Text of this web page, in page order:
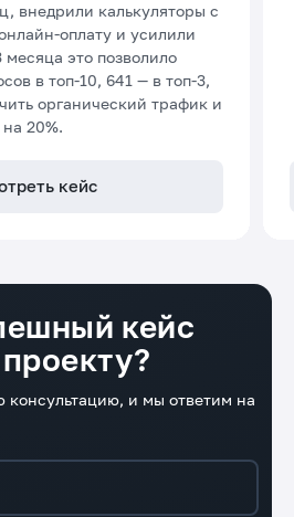
кейс
внедрили калькуляторы с
оплату и усилили
это позволило
в топ-10, 641 — в топ-3,
органический трафик и
20%.
кейс
консультацию, и мы ответим на